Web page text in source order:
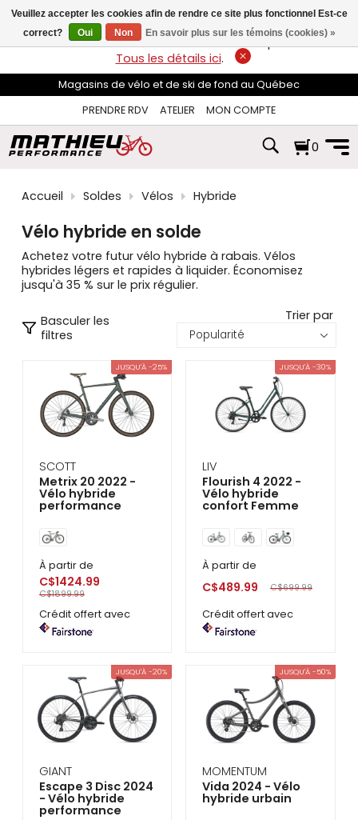
flèches
haut
et
pour
sélectionner
disponible.
Appuyez
pour
au
résultat
de
recherche
sélectionné.
Les
d'appareils
tactiles
servir
de
gestes
tels
que
et
glisser.
LIVRAISON GRATUITEsur les commandes de plus de 74$*.
Tous les détails ici.
Magasins de vélo et de ski de fond au Québec
PRENDRE RDV
ATELIER MON COMPTE
0
Accueil Soldes Vélos Hybride
Vélo hybride en solde
Achetez votre futur vélo hybride à rabais. Vélos
hybrides légers et rapides à liquider. Économisez
jusqu'à 35 % sur le prix régulier.
Basculer les
filtres
Trier par
JUSQU'À -25%
SCOTT
Metrix 20 2022 -
Vélo hybride
performance
À partir de
C$1424.99
C$1899.99
Crédit offert avec
JUSQU'À -30%
LIV
Flourish 4 2022 -
Vélo hybride
confort Femme
À partir de
C$489.99 C$699.99
Crédit offert avec
JUSQU'À -20%
GIANT
Escape 3 Disc 2024
- Vélo hybride
performance
JUSQU'À -50%
MOMENTUM
Vida 2024 - Vélo
hybride urbain
Veuillez accepter les cookies afin de rendre ce site plus fonctionnel Est-ce
correct?
Oui Non En savoir plus sur les témoins (cookies) »